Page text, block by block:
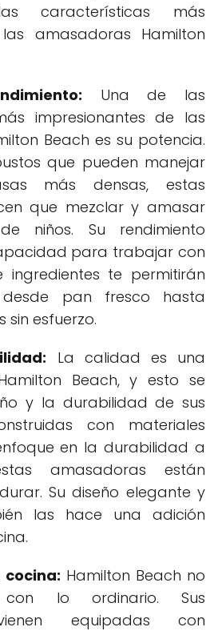
características más
amasadoras Hamilton
Una de las
impresionantes de las
Beach es su potencia.
que pueden manejar
más densas, estas
que mezclar y amasar
niños. Su rendimiento
para trabajar con
te permitirán
pan fresco hasta
sin esfuerzo.
La calidad es una
Beach, y esto se
y la durabilidad de sus
con materiales
en la durabilidad a
amasadoras están
Su diseño elegante y
las hace una adición
cocina: Hamilton Beach no
lo ordinario. Sus
equipadas con